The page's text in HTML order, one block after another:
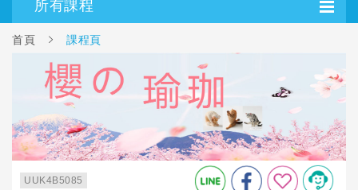
首頁 課程頁
UUK4B5085